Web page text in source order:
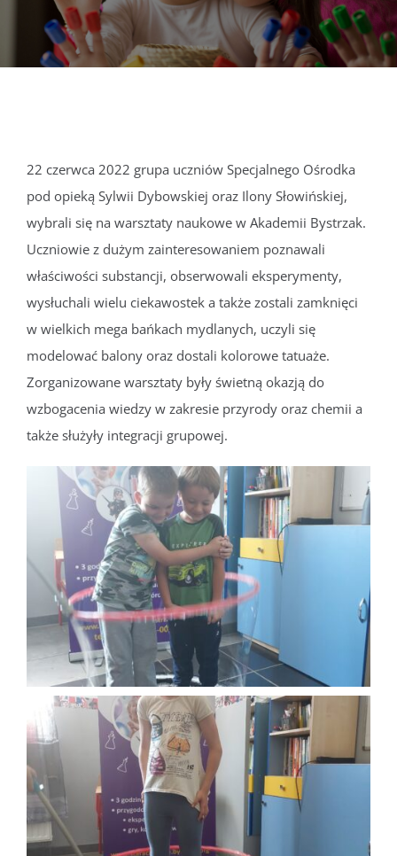
DOKUMENTY
PROJEKTY
WYKUS
KONTAKT
22 czerwca 2022 grupa uczniów Specjalnego Ośrodka
pod opieką Sylwii Dybowskiej oraz Ilony Słowińskiej,
wybrali się na warsztaty naukowe w Akademii Bystrzak.
Uczniowie z dużym zainteresowaniem poznawali
właściwości substancji, obserwowali eksperymenty,
wysłuchali wielu ciekawostek a także zostali zamknięci
w wielkich mega bańkach mydlanych, uczyli się
modelować balony oraz dostali kolorowe tatuaże.
Zorganizowane warsztaty były świetną okazją do
wzbogacenia wiedzy w zakresie przyrody oraz chemii a
także służyły integracji grupowej.